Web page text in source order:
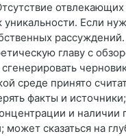
отвлекающих
Если
главу с
среде принято
факты и
и наличии
сказаться на